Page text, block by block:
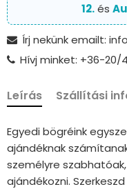
12.és
Írj nekünk emailt:
Hívj minket: +36-20/
Leírás Szállítási
Egyedi bögréink
ajándéknak
személyre
ajándékozni.